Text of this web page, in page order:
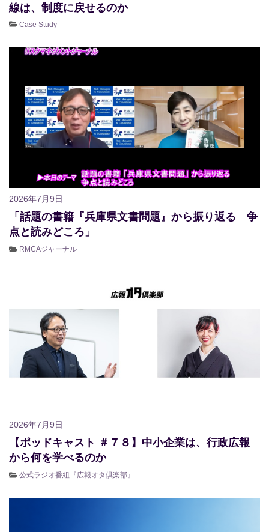
線は、制度に戻せるのか
Case Study
2026年7月9日
「話題の書籍『兵庫県文書問題』から振り返る 争
点と読みどころ」
RMCAジャーナル
2026年7月9日
【ポッドキャスト ＃７８】中小企業は、行政広報
から何を学べるのか
公式ラジオ番組『広報オタ倶楽部』